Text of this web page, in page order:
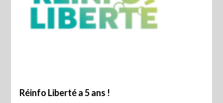
Réinfo Liberté a 5 ans !